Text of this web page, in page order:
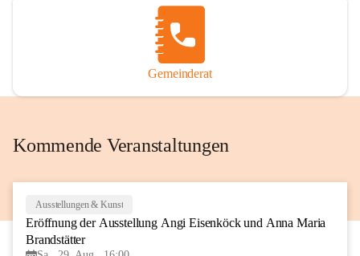
Gemeinderat
Kommende Veranstaltungen
AUG
Ausstellungen & Kunst
Eröffnung der Ausstellung Angi Eisenköck und Anna Maria
Brandstätter